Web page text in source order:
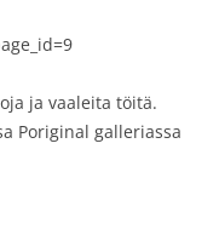
ja vaaleita töitä.
Poriginal galleriassa